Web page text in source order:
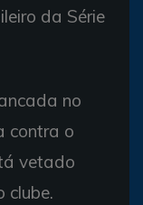
da Série
no
contra o
vetado
clube.